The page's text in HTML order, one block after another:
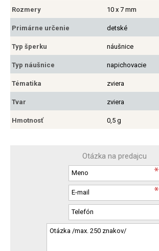
Rozmery 10 x 7 mm
Primárne určenie detské
Typ šperku náušnice
Typ náušnice napichovacie
Tématika zviera
Tvar zviera
Hmotnosť 0,5 g
Otázka na predajcu